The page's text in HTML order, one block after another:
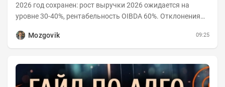
2026 год сохранен: рост выручки 2026 ожидается на
уровне 30-40%, рентабельность OIBDA 60%. Отклонения
Mozgovik
09:25